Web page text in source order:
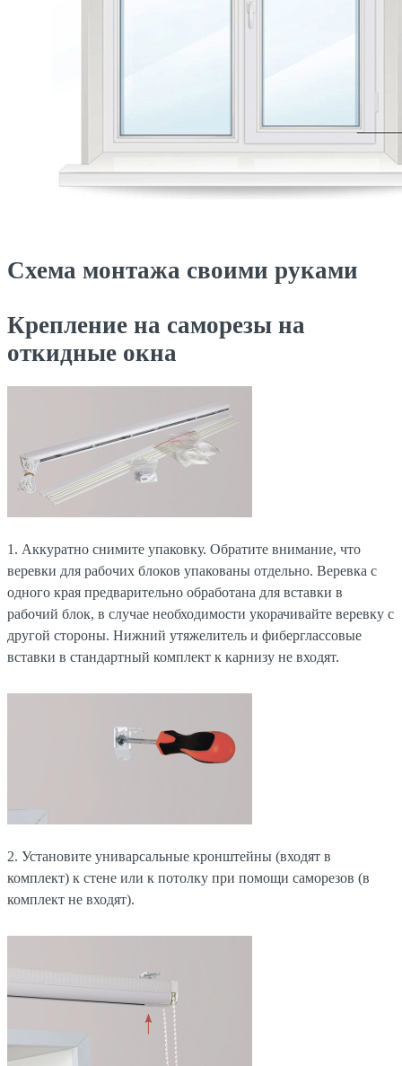
Схема монтажа своими руками
Крепление на саморезы на
откидные окна
1. Аккуратно снимите упаковку. Обратите внимание, что
веревки для рабочих блоков упакованы отдельно. Веревка с
одного края предварительно обработана для вставки в
рабочий блок, в случае необходимости укорачивайте веревку с
другой стороны. Нижний утяжелитель и фиберглассовые
вставки в стандартный комплект к карнизу не входят.
2. Установите униварсальные кронштейны (входят в
комплект) к стене или к потолку при помощи саморезов (в
комплект не входят).